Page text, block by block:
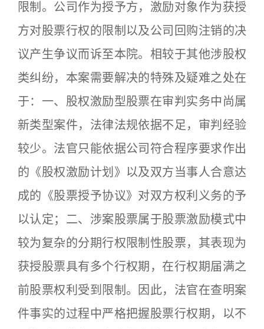
限制。公司作为授予方，激励对象作为获授
方对股票行权的限制以及公司回购注销的决
议产生争议而诉至本院。相较于其他涉股权
类纠纷，本案需要解决的特殊及疑难之处在
于：一、股权激励型股票在审判实务中尚属
新类型案件，法律法规依据不足，审判经验
较少。法官只能依据公司符合程序要求作出
的《股权激励计划》以及双方当事人合意达
成的《股票授予协议》对双方权利义务的予
以认定；二、涉案股票属于股票激励模式中
较为复杂的分期行权限制性股票，其表现为
获授股票具有多个行权期，在行权期届满之
前股票权利受到限制。因此，法官在查明案
件事实的过程中严格把握股票行权期，以不